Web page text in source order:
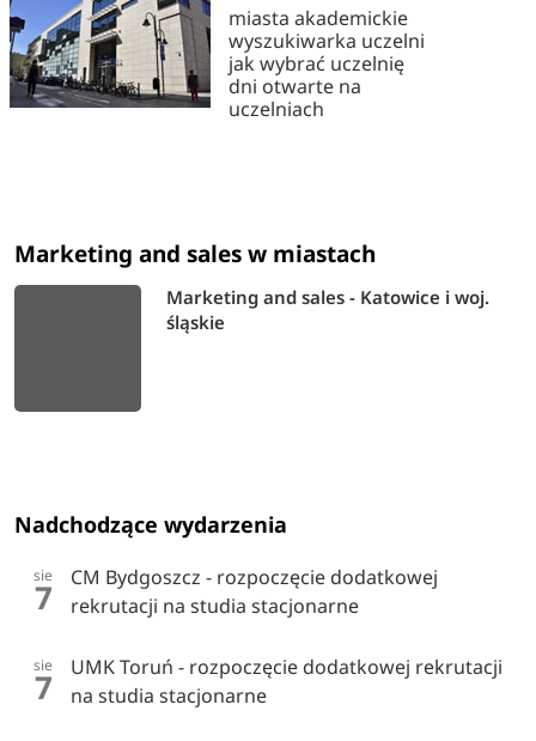
miasta akademickie
wyszukiwarka uczelni
jak wybrać uczelnię
dni otwarte na
uczelniach
Marketing and sales w miastach
Marketing and sales - Katowice i woj.
śląskie
Nadchodzące wydarzenia
sie
7
CM Bydgoszcz - rozpoczęcie dodatkowej
rekrutacji na studia stacjonarne
sie
7
UMK Toruń - rozpoczęcie dodatkowej rekrutacji
na studia stacjonarne